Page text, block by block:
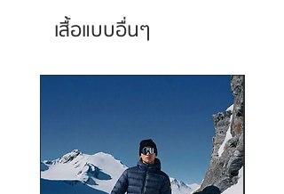
เสื้อแบบอื่นๆ